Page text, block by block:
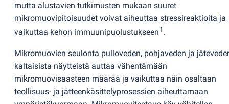
mutta alustavien tutkimusten mukaan suuret
mikromuovipitoisuudet voivat aiheuttaa stressireaktioita ja
vaikuttaa kehon immuunipuolustukseen 1 .
Mikromuovien seulonta pulloveden, pohjaveden ja
kaltaisista näytteistä auttaa vähentämään
mikromuovisaasteen määrää ja vaikuttaa näin osaltaan
teollisuus- ja jätteenkäsittelyprosessien aiheuttamaan